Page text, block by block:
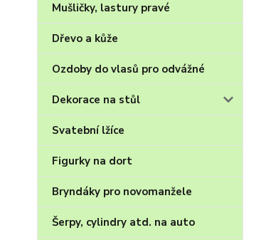
Mušličky, lastury pravé
Dřevo a kůže
Ozdoby do vlasů pro odvážné
Dekorace na stůl
Svatební lžíce
Figurky na dort
Bryndáky pro novomanžele
Šerpy, cylindry atd. na auto